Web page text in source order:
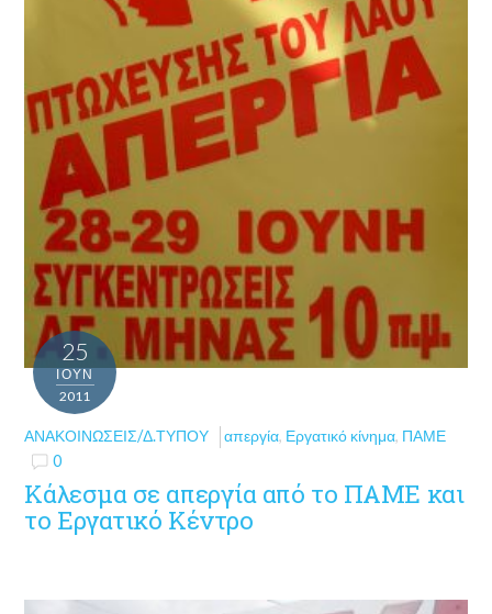
25
ΙΟΎΝ
2011
ΑΝΑΚΟΙΝΏΣΕΙΣ/Δ.ΤΎΠΟΥ απεργία, Εργατικό κίνημα, ΠΑΜΕ
0
Κάλεσμα σε απεργία από το ΠΑΜΕ και
το Εργατικό Κέντρο